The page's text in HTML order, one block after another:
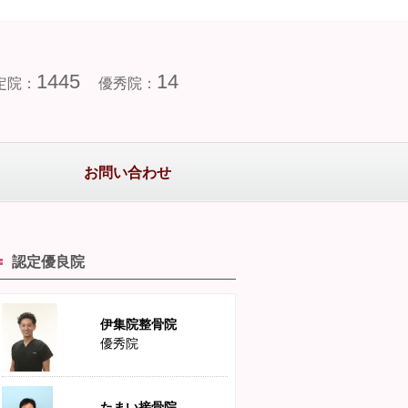
院： 1445 優秀院： 14
お問い合わせ
認定優良院
伊集院整骨院
優秀院